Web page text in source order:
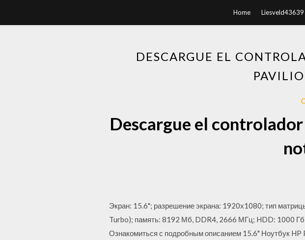
Home Liesveld43639
DESCARGUE EL
Descargue el
Экран: 15.6"; разрешение экрана: 1920х1080; тип
Turbo); память: 8192 Мб, DDR4, 2666 МГц; HDD: 1000
Ознакомиться с подробным описанием 15.6" Ноутбук